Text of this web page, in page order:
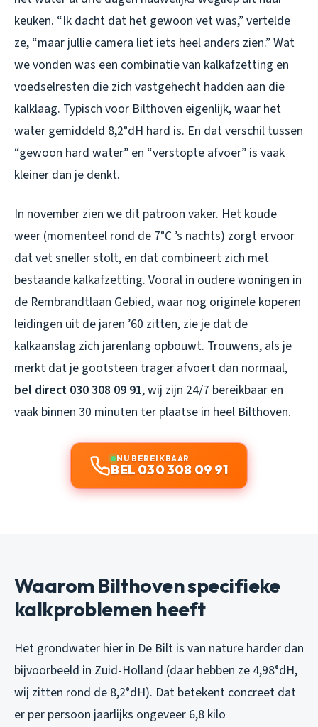
keuken. “Ik dacht dat het gewoon vet was,” vertelde
ze, “maar jullie camera liet iets heel anders zien.” Wat
we vonden was een combinatie van kalkafzetting en
voedselresten die zich vastgehecht hadden aan die
kalklaag. Typisch voor Bilthoven eigenlijk, waar het
water gemiddeld 8,2°dH hard is. En dat verschil tussen
“gewoon hard water” en “verstopte afvoer” is vaak
kleiner dan je denkt.
In november zien we dit patroon vaker. Het koude
weer (momenteel rond de 7°C ’s nachts) zorgt ervoor
dat vet sneller stolt, en dat combineert zich met
bestaande kalkafzetting. Vooral in oudere woningen in
de Rembrandtlaan Gebied, waar nog originele koperen
leidingen uit de jaren ’60 zitten, zie je dat de
kalkaanslag zich jarenlang opbouwt. Trouwens, als je
merkt dat je gootsteen trager afvoert dan normaal,
bel direct 030 308 09 91, wij zijn 24/7 bereikbaar en
vaak binnen 30 minuten ter plaatse in heel Bilthoven.
NU BEREIKBAAR
BEL 030 308 09 91
Waarom Bilthoven specifieke
kalkproblemen heeft
Het grondwater hier in De Bilt is van nature harder dan
bijvoorbeeld in Zuid-Holland (daar hebben ze 4,98°dH,
wij zitten rond de 8,2°dH). Dat betekent concreet dat
er per persoon jaarlijks ongeveer 6,8 kilo